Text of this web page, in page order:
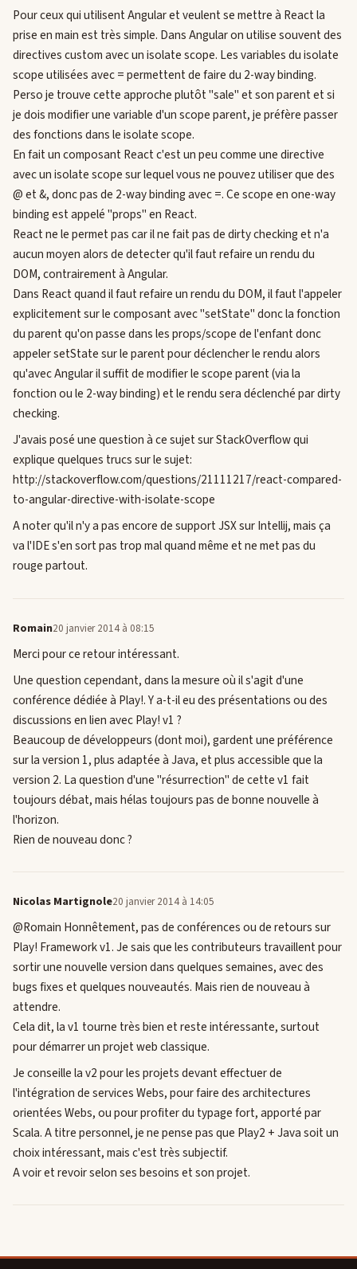
Pour ceux qui utilisent Angular et veulent se mettre à React la
prise en main est très simple. Dans Angular on utilise souvent des
directives custom avec un isolate scope. Les variables du isolate
scope utilisées avec = permettent de faire du 2-way binding.
Perso je trouve cette approche plutôt "sale" et son parent et si
je dois modifier une variable d'un scope parent, je préfère passer
des fonctions dans le isolate scope.
En fait un composant React c'est un peu comme une directive
avec un isolate scope sur lequel vous ne pouvez utiliser que des
@ et &, donc pas de 2-way binding avec =. Ce scope en one-way
binding est appelé "props" en React.
React ne le permet pas car il ne fait pas de dirty checking et n'a
aucun moyen alors de detecter qu'il faut refaire un rendu du
DOM, contrairement à Angular.
Dans React quand il faut refaire un rendu du DOM, il faut l'appeler
explicitement sur le composant avec "setState" donc la fonction
du parent qu'on passe dans les props/scope de l'enfant donc
appeler setState sur le parent pour déclencher le rendu alors
qu'avec Angular il suffit de modifier le scope parent (via la
fonction ou le 2-way binding) et le rendu sera déclenché par dirty
checking.
J'avais posé une question à ce sujet sur StackOverflow qui
explique quelques trucs sur le sujet:
http://stackoverflow.com/questions/21111217/react-compared-
to-angular-directive-with-isolate-scope
A noter qu'il n'y a pas encore de support JSX sur Intellij, mais ça
va l'IDE s'en sort pas trop mal quand même et ne met pas du
rouge partout.
Romain20 janvier 2014 à 08:15
Merci pour ce retour intéressant.
Une question cependant, dans la mesure où il s'agit d'une
conférence dédiée à Play!. Y a-t-il eu des présentations ou des
discussions en lien avec Play! v1 ?
Beaucoup de développeurs (dont moi), gardent une préférence
sur la version 1, plus adaptée à Java, et plus accessible que la
version 2. La question d'une "résurrection" de cette v1 fait
toujours débat, mais hélas toujours pas de bonne nouvelle à
l'horizon.
Rien de nouveau donc ?
Nicolas Martignole20 janvier 2014 à 14:05
@Romain Honnêtement, pas de conférences ou de retours sur
Play! Framework v1. Je sais que les contributeurs travaillent pour
sortir une nouvelle version dans quelques semaines, avec des
bugs fixes et quelques nouveautés. Mais rien de nouveau à
attendre.
Cela dit, la v1 tourne très bien et reste intéressante, surtout
pour démarrer un projet web classique.
Je conseille la v2 pour les projets devant effectuer de
l'intégration de services Webs, pour faire des architectures
orientées Webs, ou pour profiter du typage fort, apporté par
Scala. A titre personnel, je ne pense pas que Play2 + Java soit un
choix intéressant, mais c'est très subjectif.
A voir et revoir selon ses besoins et son projet.